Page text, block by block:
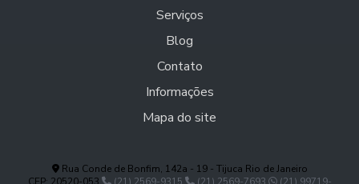
Serviços
Blog
Contato
Informações
Mapa do site
Rua Conde de Bonfim, 142a - 19 - Tijuca Rio de Janeiro